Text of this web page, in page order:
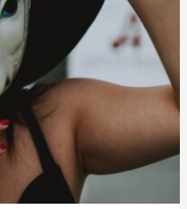
Pexels - Tyler